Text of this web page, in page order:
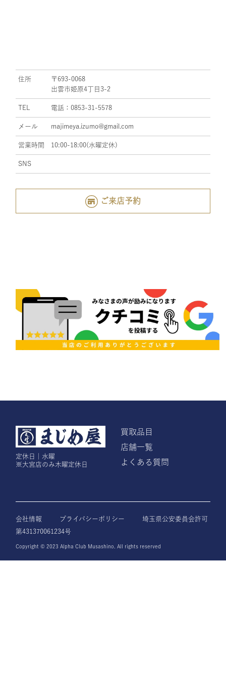
住所
〒693-0068
出雲市姫原4丁目3-2
TEL 電話：0853-31-5578
メール majimeya.izumo@gmail.com
営業時間 10:00-18:00(水曜定休)
SNS
ご来店予約
定休日｜水曜
※大宮店のみ木曜定休日
買取品目
店舗一覧
よくある質問
会社情報 プライバシーポリシー
埼玉県公安委員会許可
第431370061234号
Copyright © 2023 Alpha Club Musashino. All rights reserved